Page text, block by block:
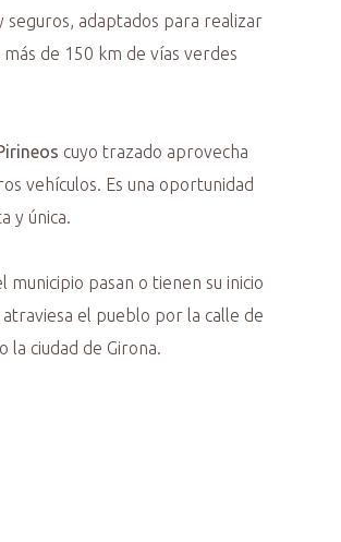
seguros, adaptados para realizar
de 150 km de vías verdes
cuyo trazado aprovecha
vehículos. Es una oportunidad
y única.
pasan o tienen su inicio
el pueblo por la calle de
ciudad de Girona.